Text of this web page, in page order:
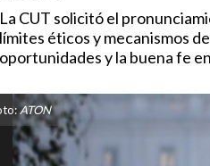
La CUT solicitó el
límites éticos y mecanismos
oportunidades y la buena fe
ATON